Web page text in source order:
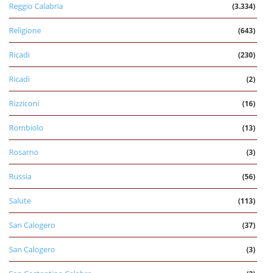
Reggio Calabria (3.334)
Religione (643)
Ricadi (230)
Ricadi (2)
Rizziconi (16)
Rombiolo (13)
Rosarno (3)
Russia (56)
Salute (113)
San Calogero (37)
San Calogero (3)